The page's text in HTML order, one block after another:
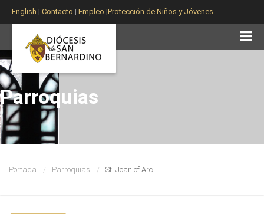
English | Contacto | Empleo |Protección de Niños y Jóvenes
Parroquias
Portada Parroquias St. Joan of Arc